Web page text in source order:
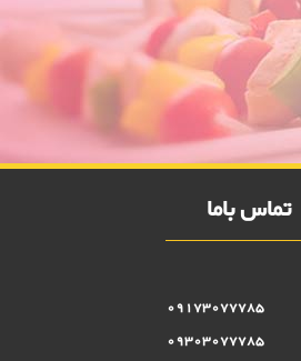
فروش ویژه شیپور بزرگ جدید 2000 فروش,نمایندگی پلاستیک عزیزی در
اهواز,پلاستیک 2000 فروش,پلاستیک 5000 فروش,بلور 2000 فروش,بلور
5000 فروش,فروش پلاستیک 2000 تومانی,فروش پلاستیک 5000
تومانی,فروش بلوز 2000 تومانی,فروش بلور 5000 تومانی ,فروش پلاسکو
5000 تومانی, فروش پلاسکو 2000 تومانی, پلاسکو 2000 فروش, پلاسکو
تماس باما
09173077785
09303077785